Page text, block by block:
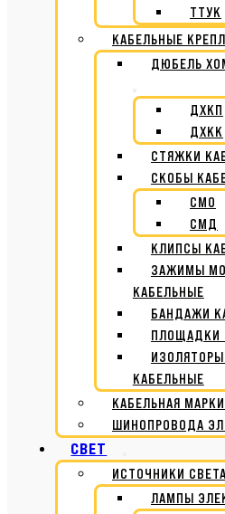
ТТУК
КАБЕЛЬНЫЕ
ДЮБЕЛЬ
ДХКП
ДХКК
СТЯЖКИ
СКОБЫ
СМО
СМД
КЛИПСЫ
ЗАЖИМЫ
КАБЕЛЬНЫЕ
БАНДАЖИ
ПЛОЩАДКИ
КАБЕЛЬНЫЕ
КАБЕЛЬНАЯ
ШИНОПРОВОДА
СВЕТ
ИСТОЧНИКИ СВЕТА
ЛАМПЫ